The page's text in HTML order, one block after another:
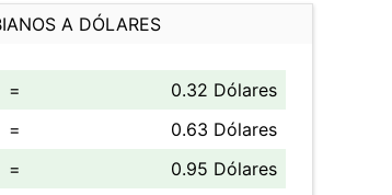
A DÓLARES
=
0.32 Dólares
=
0.63 Dólares
=
0.95 Dólares